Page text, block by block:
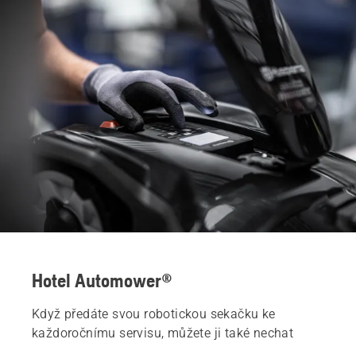
Hotel Automower®
Když předáte svou robotickou sekačku ke
každoročnímu servisu, můžete ji také nechat